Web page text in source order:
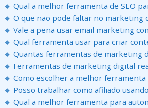
🔹 Qual a melhor ferramenta de SEO
🔹 O que não pode faltar no marketing
🔹 Vale a pena usar email marketing
🔹 Qual ferramenta usar para criar
🔹 Quantas ferramentas de marketing
🔹 Ferramentas de marketing digital
🔹 Como escolher a melhor
🔹 Posso trabalhar como afiliado
🔹 Qual a melhor ferramenta para